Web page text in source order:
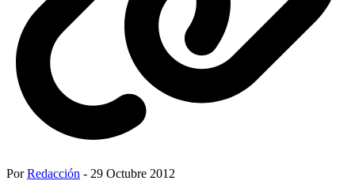
PorRedacción - 29 Octubre 2012